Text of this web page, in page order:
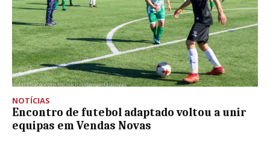
NOTÍCIAS
Encontro de futebol adaptado voltou a unir
equipas em Vendas Novas